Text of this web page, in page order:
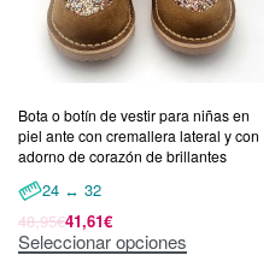
Bota o botín de vestir para niñas en
piel ante con cremallera lateral y con
adorno de corazón de brillantes
24 ↔ 32
48,95€41,61€
Seleccionar opciones